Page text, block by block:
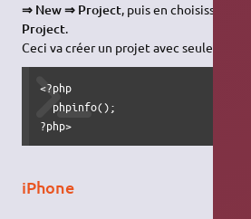
⇒ New ⇒ Project, puis en choisissant
Project.
Ceci va créer un projet avec seulement
<?php
  phpinfo();
?php>
iPhone